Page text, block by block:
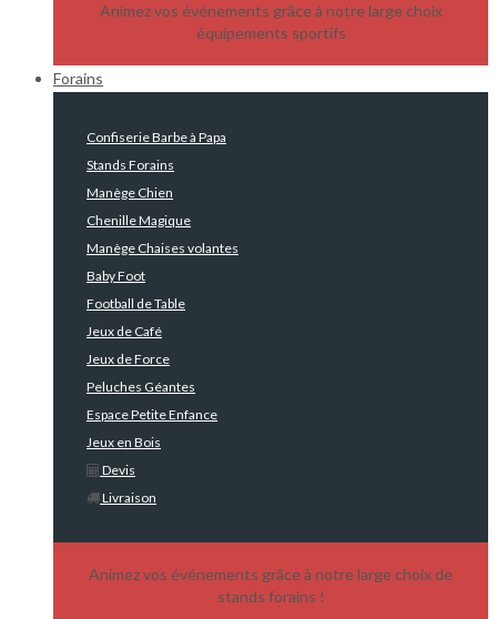
Animez vos événements grâce à notre large choix
équipements sportifs
Forains
Confiserie Barbe à Papa
Stands Forains
Manège Chien
Chenille Magique
Manège Chaises volantes
Baby Foot
Football de Table
Jeux de Café
Jeux de Force
Peluches Géantes
Espace Petite Enfance
Jeux en Bois
Devis
Livraison
Animez vos événements grâce à notre large choix de
stands forains !